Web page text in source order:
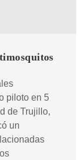
piloto en 5
de Trujillo,
un